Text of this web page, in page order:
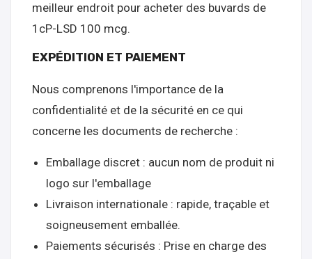
meilleur endroit pour acheter des buvards de
1cP-LSD 100 mcg.
EXPÉDITION ET PAIEMENT
Nous comprenons l'importance de la
confidentialité et de la sécurité en ce qui
concerne les documents de recherche :
Emballage discret : aucun nom de produit ni
logo sur l'emballage
Livraison internationale : rapide, traçable et
soigneusement emballée.
Paiements sécurisés : Prise en charge des